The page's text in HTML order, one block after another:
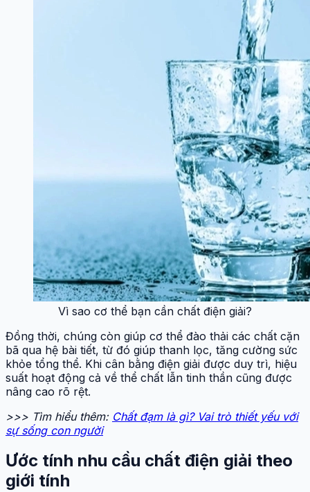
Vì sao cơ thể bạn cần chất điện giải?
Đồng thời, chúng còn giúp cơ thể đào thải các chất cặn
bã qua hệ bài tiết, từ đó giúp thanh lọc, tăng cường sức
khỏe tổng thể. Khi cân bằng điện giải được duy trì, hiệu
suất hoạt động cả về thể chất lẫn tinh thần cũng được
nâng cao rõ rệt.
>>> Tìm hiểu thêm: Chất đạm là gì? Vai trò thiết yếu với
sự sống con người
Ước tính nhu cầu chất điện giải theo
giới tính